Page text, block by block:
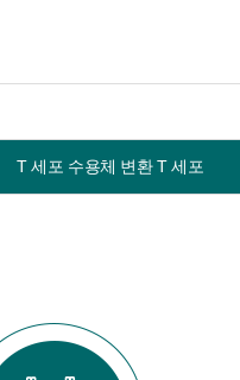
T 세포 수용체 변환 T 세포